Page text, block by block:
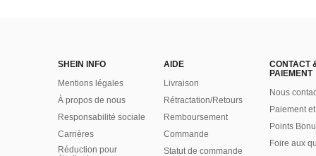
SHEIN INFO
Mentions légales
À propos de nous
Responsabilité sociale
Carrières
Réduction pour
AIDE
Livraison
Rétractation/Retours
Remboursement
Commande
Statut de commande
CONTACT
PAIEMENT
Nous
Paiement
Points
Foire aux